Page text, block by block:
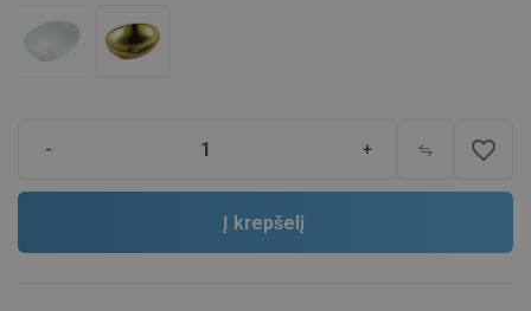
- + favorite_border
Į krepšelį